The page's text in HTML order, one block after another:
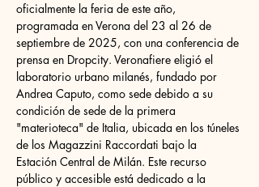
oficialmente la feria de este año,
programada en Verona del 23 al 26 de
septiembre de 2025, con una conferencia de
prensa en Dropcity. Veronafiere eligió el
laboratorio urbano milanés, fundado por
Andrea Caputo, como sede debido a su
condición de sede de la primera
"materioteca" de Italia, ubicada en los túneles
de los Magazzini Raccordati bajo la
Estación Central de Milán. Este recurso
público y accesible está dedicado a la